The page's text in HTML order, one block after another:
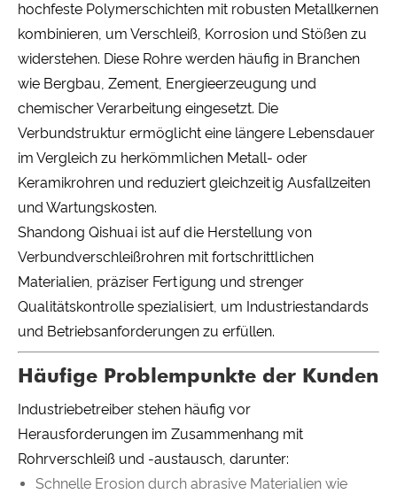
hochfeste Polymerschichten mit robusten Metallkernen
kombinieren, um Verschleiß, Korrosion und Stößen zu
widerstehen. Diese Rohre werden häufig in Branchen
wie Bergbau, Zement, Energieerzeugung und
chemischer Verarbeitung eingesetzt. Die
Verbundstruktur ermöglicht eine längere Lebensdauer
im Vergleich zu herkömmlichen Metall- oder
Keramikrohren und reduziert gleichzeitig Ausfallzeiten
und Wartungskosten.
Shandong Qishuai ist auf die Herstellung von
Verbundverschleißrohren mit fortschrittlichen
Materialien, präziser Fertigung und strenger
Qualitätskontrolle spezialisiert, um Industriestandards
und Betriebsanforderungen zu erfüllen.
Häufige Problempunkte der Kunden
Industriebetreiber stehen häufig vor
Herausforderungen im Zusammenhang mit
Rohrverschleiß und -austausch, darunter:
Schnelle Erosion durch abrasive Materialien wie